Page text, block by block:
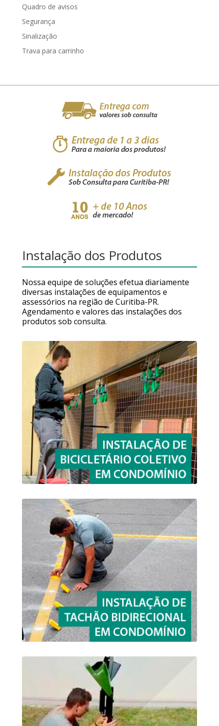
Quadro de avisos
Segurança
Sinalização
Trava para carrinho
Instalação dos Produtos
Nossa equipe de soluções efetua diariamente
diversas instalações de equipamentos e
assessórios na região de Curitiba-PR.
Agendamento e valores das instalações dos
produtos sob consulta.